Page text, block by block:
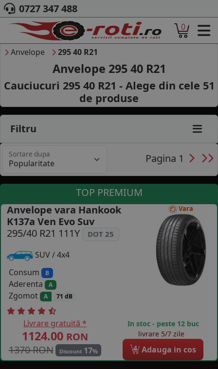
ACASA
DESPRE NOI
ANVELOPE
AUTO
CAMION
MOTO
AGROINDUSTRIALE
MARCA AUTO
B2B - COLABORARE COMPANII
CONTACT
COS (0 PRODUSE
0727 347 488
0
Anvelope 295 40 R21
Anvelope 295 40 R21
Cauciucuri 295 40 R21 - Alege din cele 51
de produse
Filtru
Sortare dupa Pagina 1
TOP PREMIUM
Vara
Anvelope vara Hankook
K137a Ven Evo Suv
295/40 R21 111Y
DOT 25
SUV / 4x4
Consum
B
Aderenta A
Zgomot A 71 dB
Livrare gratuită *
1124.00 RON
1370 RON
Discount 17%
In stoc - peste 12 buc
livrare 5/7 zile
4 Adauga in cos